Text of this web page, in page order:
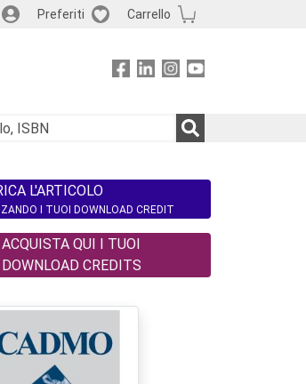
Preferiti Carrello
L'ARTICOLO
I TUOI DOWNLOAD CREDIT
ACQUISTA QUI I TUOI
DOWNLOAD CREDITS